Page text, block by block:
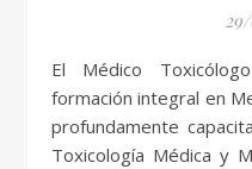
El Médico Toxicólogo es un especialista con
formación integral en
profundamente
Toxicología Médica y